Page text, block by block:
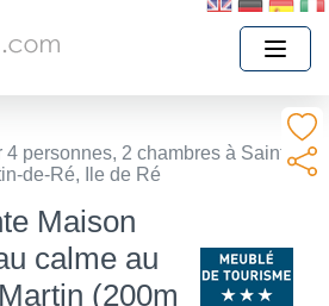
4 personnes, 2 chambres à Saint-
de-Ré, Ile de Ré
Maison
calme au
(200m